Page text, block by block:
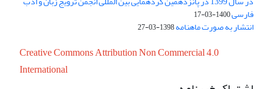
فارسی1400-03-17
انتشار به صورت ماهنامه1398-03-27
Creative Commons Attribution Non Commercial 4.0
International